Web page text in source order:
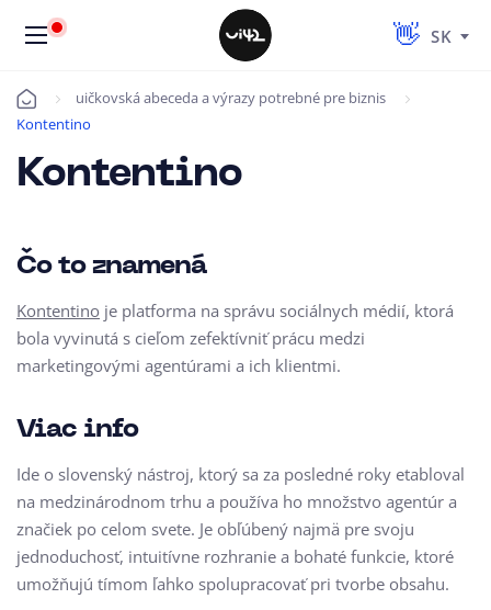
SK
Úvod
uičkovská abeceda a výrazy potrebné pre biznis
Kontentino
Kontentino
Čo to znamená
Kontentino je platforma na správu sociálnych médií, ktorá
bola vyvinutá s cieľom zefektívniť prácu medzi
marketingovými agentúrami a ich klientmi.
Viac info
Ide o slovenský nástroj, ktorý sa za posledné roky etabloval
na medzinárodnom trhu a používa ho množstvo agentúr a
značiek po celom svete. Je obľúbený najmä pre svoju
jednoduchosť, intuitívne rozhranie a bohaté funkcie, ktoré
umožňujú tímom ľahko spolupracovať pri tvorbe obsahu.